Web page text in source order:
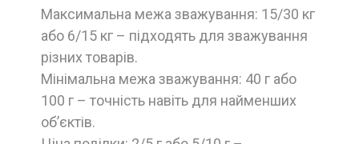
Максимальна межа зважування: 15/30 кг
або 6/15 кг – підходять для зважування
різних товарів.
Мінімальна межа зважування: 40 г або
100 г – точність навіть для найменших
об’єктів.